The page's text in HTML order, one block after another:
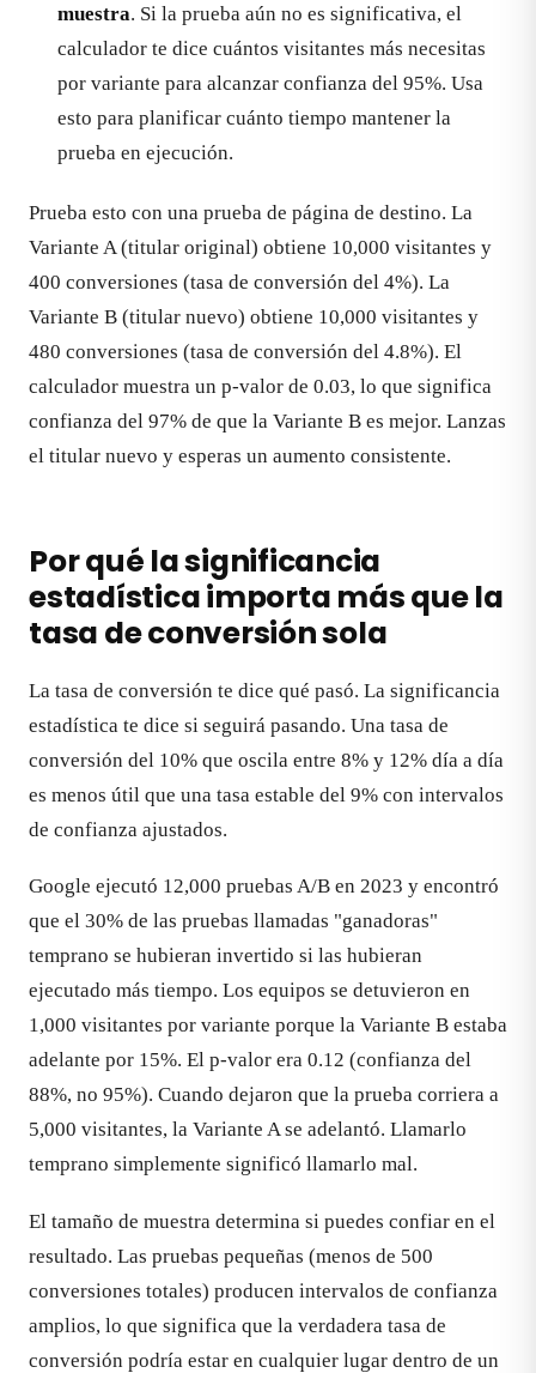
muestra. Si la prueba aún no es significativa, el
calculador te dice cuántos visitantes más necesitas
por variante para alcanzar confianza del 95%. Usa
esto para planificar cuánto tiempo mantener la
prueba en ejecución.
Prueba esto con una prueba de página de destino. La
Variante A (titular original) obtiene 10,000 visitantes y
400 conversiones (tasa de conversión del 4%). La
Variante B (titular nuevo) obtiene 10,000 visitantes y
480 conversiones (tasa de conversión del 4.8%). El
calculador muestra un p-valor de 0.03, lo que significa
confianza del 97% de que la Variante B es mejor. Lanzas
el titular nuevo y esperas un aumento consistente.
Por qué la significancia
estadística importa más que la
tasa de conversión sola
La tasa de conversión te dice qué pasó. La significancia
estadística te dice si seguirá pasando. Una tasa de
conversión del 10% que oscila entre 8% y 12% día a día
es menos útil que una tasa estable del 9% con intervalos
de confianza ajustados.
Google ejecutó 12,000 pruebas A/B en 2023 y encontró
que el 30% de las pruebas llamadas "ganadoras"
temprano se hubieran invertido si las hubieran
ejecutado más tiempo. Los equipos se detuvieron en
1,000 visitantes por variante porque la Variante B estaba
adelante por 15%. El p-valor era 0.12 (confianza del
88%, no 95%). Cuando dejaron que la prueba corriera a
5,000 visitantes, la Variante A se adelantó. Llamarlo
temprano simplemente significó llamarlo mal.
El tamaño de muestra determina si puedes confiar en el
resultado. Las pruebas pequeñas (menos de 500
conversiones totales) producen intervalos de confianza
amplios, lo que significa que la verdadera tasa de
conversión podría estar en cualquier lugar dentro de un